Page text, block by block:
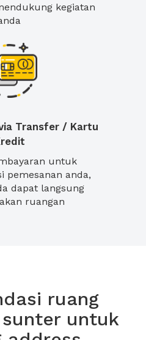
kegiatan
Transfer / Kartu
untuk
pemesanan anda,
dapat langsung
ruangan
ruang
untuk